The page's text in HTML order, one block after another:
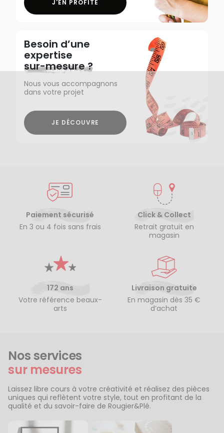
J'EN PROFITE
Besoin d’une
expertise
sur-mesure ?
Nous vous accompagnons
dans votre projet
JE DÉCOUVRE
Paiement sécurisé
En 3 ou 4 fois sans frais
Click & Collect
Retrait gratuit en
magasin
172 ans
Votre référence beaux-
arts
Livraison gratuite
En magasin dès 35 €
d’achat
Nos services
sur mesures
Laissez libre cours à votre créativité et réalisez des pièces
uniques qui reflètent votre style, tout en profitant de la
qualité et du savoir-faire de Rougier&Plé.